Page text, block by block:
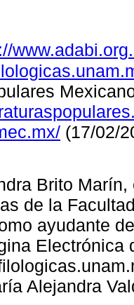
(17/02/
Brito
de la
ayudante
Electrónica
Alejandra